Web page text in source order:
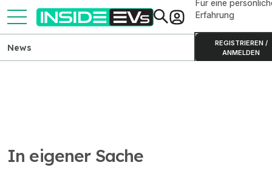
Für eine
Erfahrung
REGISTRIEREN /
ANMELDEN
News
In eigener Sache